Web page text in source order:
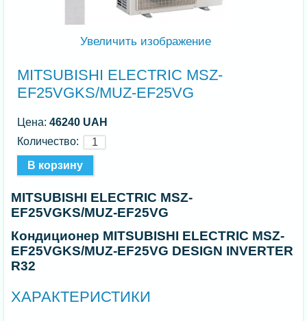
Увеличить изображение
MITSUBISHI ELECTRIC MSZ-
EF25VGKS/MUZ-EF25VG
Цена:46240 UAH
Количество:
MITSUBISHI ELECTRIC MSZ-
EF25VGKS/MUZ-EF25VG
Кондиционер MITSUBISHI ELECTRIC MSZ-
EF25VGKS/MUZ-EF25VG DESIGN INVERTER
R32
ХАРАКТЕРИСТИКИ